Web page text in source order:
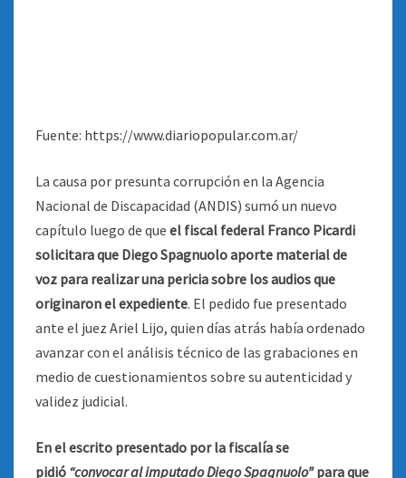
Fuente: https://www.diariopopular.com.ar/
La causa por presunta corrupción en la Agencia
Nacional de Discapacidad (ANDIS) sumó un nuevo
capítulo luego de que el fiscal federal Franco Picardi
solicitara que Diego Spagnuolo aporte material de
voz para realizar una pericia sobre los audios que
originaron el expediente. El pedido fue presentado
ante el juez Ariel Lijo, quien días atrás había ordenado
avanzar con el análisis técnico de las grabaciones en
medio de cuestionamientos sobre su autenticidad y
validez judicial.
En el escrito presentado por la fiscalía se
pidió “convocar al imputado Diego Spagnuolo”para que